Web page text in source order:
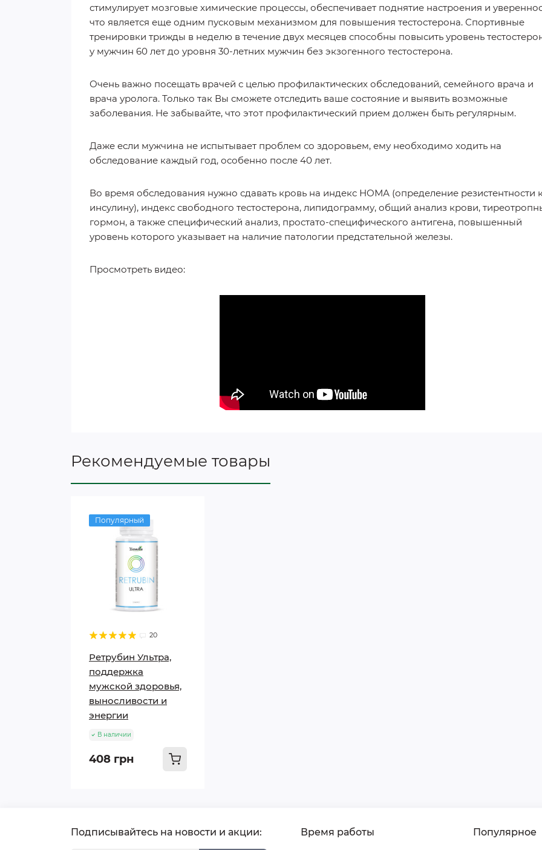
стимулирует мозговые химические процессы, обеспечивает поднятие настроения и
что является еще одним пусковым механизмом для повышения тестостерона. Спортивные
тренировки трижды в неделю в течение двух месяцев способны повысить уровень
у мужчин 60 лет до уровня 30-летних мужчин без экзогенного тестостерона.
Очень важно посещать врачей с целью профилактических обследований, семейного врача и
врача уролога. Только так Вы сможете отследить ваше состояние и выявить возможные
заболевания. Не забывайте, что этот профилактический прием должен быть регулярным.
Даже если мужчина не испытывает проблем со здоровьем, ему необходимо ходить на
обследование каждый год, особенно после 40 лет.
Во время обследования нужно сдавать кровь на индекс НОМА (определение резистентности
инсулину), индекс свободного тестостерона, липидограмму, общий анализ крови,
гормон, а также специфический анализ, простато-специфического антигена, повышенный
уровень которого указывает на наличие патологии предстательной железы.
Просмотреть видео:
Рекомендуемые товары
Популярный
20
Ретрубин Ультра,
поддержка
мужской здоровья,
выносливости и
энергии
В наличии
408 грн
Подписывайтесь на новости и акции: Время работы Популярное